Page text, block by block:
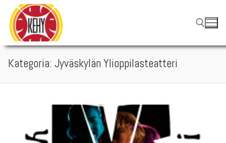
Hyppää
sisältöön
Hae:
Kategoria: Jyväskylän Ylioppilasteatteri